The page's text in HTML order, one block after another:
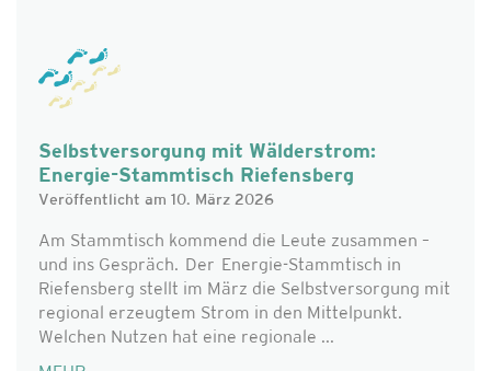
Selbstversorgung mit Wälderstrom:
Energie-Stammtisch Riefensberg
Veröffentlicht am 10. März 2026
Am Stammtisch kommend die Leute zusammen –
und ins Gespräch. Der Energie-Stammtisch in
Riefensberg stellt im März die Selbstversorgung mit
regional erzeugtem Strom in den Mittelpunkt.
Welchen Nutzen hat eine regionale ...